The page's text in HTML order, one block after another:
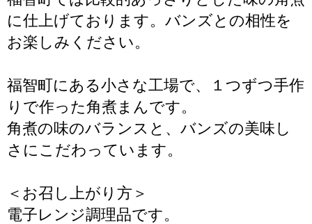
に仕上げております。バンズとの相性を
お楽しみください。
福智町にある小さな工場で、１つずつ手作
りで作った角煮まんです。
角煮の味のバランスと、バンズの美味し
さにこだわっています。
＜お召し上がり方＞
電子レンジ調理品です。